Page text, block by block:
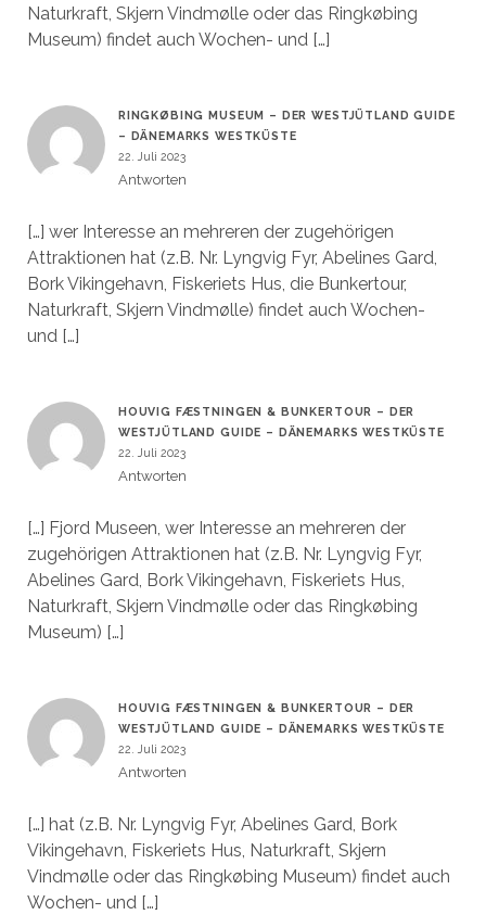
Naturkraft, Skjern Vindmølle oder das Ringkøbing
Museum) findet auch Wochen- und […]
RINGKØBING MUSEUM – DER WESTJÜTLAND GUIDE
– DÄNEMARKS WESTKÜSTE
22. Juli 2023
Antworten
[…] wer Interesse an mehreren der zugehörigen
Attraktionen hat (z.B. Nr. Lyngvig Fyr, Abelines Gard,
Bork Vikingehavn, Fiskeriets Hus, die Bunkertour,
Naturkraft, Skjern Vindmølle) findet auch Wochen-
und […]
HOUVIG FÆSTNINGEN & BUNKERTOUR – DER
WESTJÜTLAND GUIDE – DÄNEMARKS WESTKÜSTE
22. Juli 2023
Antworten
[…] Fjord Museen, wer Interesse an mehreren der
zugehörigen Attraktionen hat (z.B. Nr. Lyngvig Fyr,
Abelines Gard, Bork Vikingehavn, Fiskeriets Hus,
Naturkraft, Skjern Vindmølle oder das Ringkøbing
Museum) […]
HOUVIG FÆSTNINGEN & BUNKERTOUR – DER
WESTJÜTLAND GUIDE – DÄNEMARKS WESTKÜSTE
22. Juli 2023
Antworten
[…] hat (z.B. Nr. Lyngvig Fyr, Abelines Gard, Bork
Vikingehavn, Fiskeriets Hus, Naturkraft, Skjern
Vindmølle oder das Ringkøbing Museum) findet auch
Wochen- und […]